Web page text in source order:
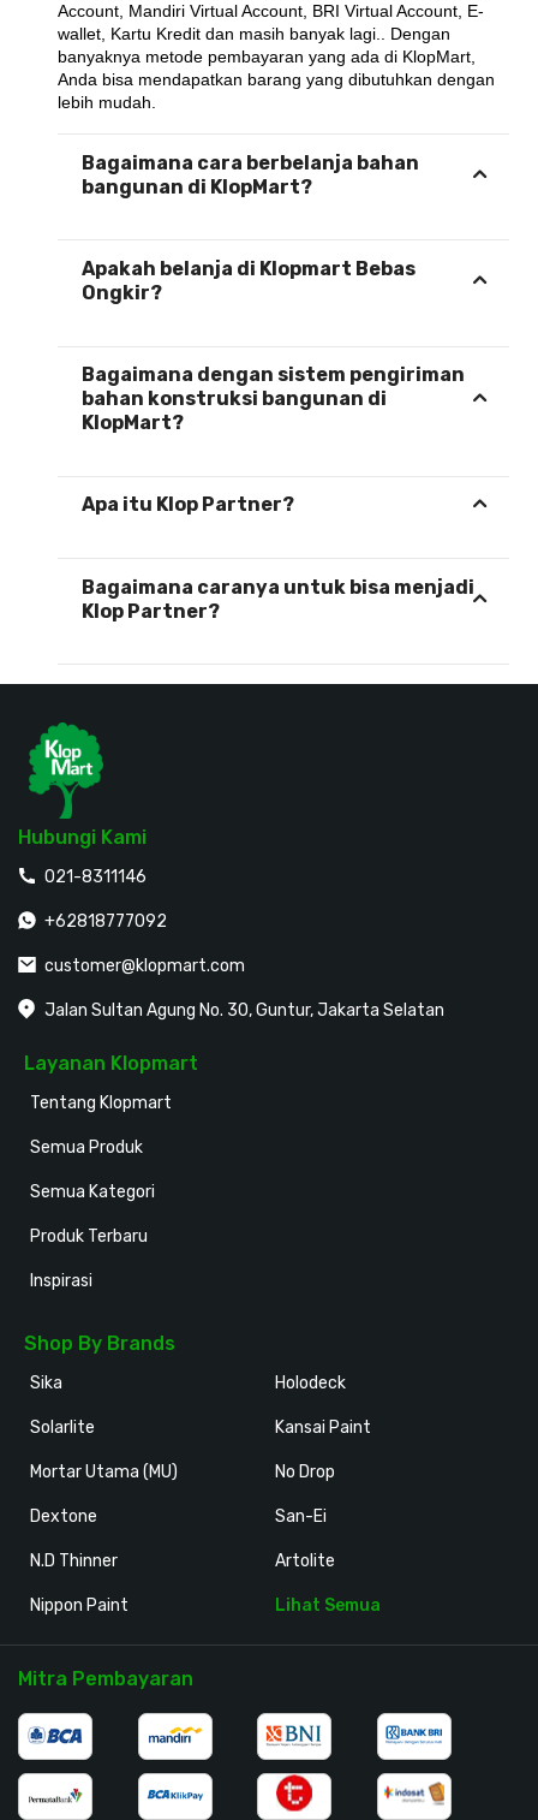
Account, Mandiri Virtual Account, BRI Virtual Account, E-
wallet, Kartu Kredit dan masih banyak lagi.. Dengan
banyaknya metode pembayaran yang ada di KlopMart,
Anda bisa mendapatkan barang yang dibutuhkan dengan
lebih mudah.
Bagaimana cara berbelanja bahan
bangunan di KlopMart?
Apakah belanja di Klopmart Bebas
Ongkir?
Bagaimana dengan sistem pengiriman
bahan konstruksi bangunan di
KlopMart?
Apa itu Klop Partner?
Bagaimana caranya untuk bisa menjadi
Klop Partner?
Hubungi Kami
021-8311146
+62818777092
customer@klopmart.com
Jalan Sultan Agung No. 30, Guntur, Jakarta Selatan
Layanan Klopmart
Tentang Klopmart
Semua Produk
Semua Kategori
Produk Terbaru
Inspirasi
Shop By Brands
Sika
Solarlite
Mortar Utama (MU)
Dextone
N.D Thinner
Nippon Paint
Holodeck
Kansai Paint
No Drop
San-Ei
Artolite
Lihat Semua
Mitra Pembayaran